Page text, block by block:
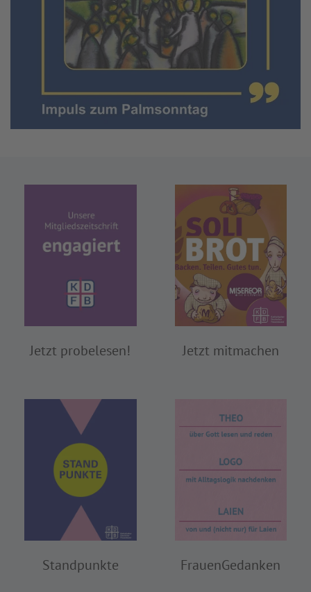
Jetzt probelesen! Jetzt mitmachen
Standpunkte FrauenGedanken